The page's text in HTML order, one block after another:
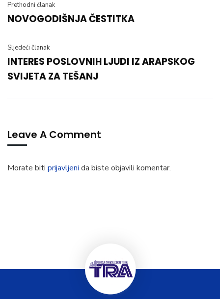
Prethodni članak
NOVOGODIŠNJA ČESTITKA
Sljedeći članak
INTERES POSLOVNIH LJUDI IZ ARAPSKOG
SVIJETA ZA TEŠANJ
Leave A Comment
Morate biti prijavljeni da biste objavili komentar.